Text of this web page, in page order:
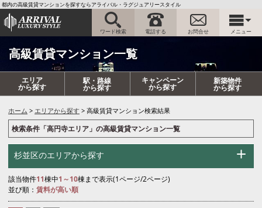
都内の高級賃貸マンションを探すならアライバル・ラグジュアリースタイル
ワード検索 電話する お問合せ メニュー
高級賃貸マンション一覧
エリア
から探す
駅・路線
から探す
キャンペーン
から探す
新築物件
から探す
ホーム エリアから探す 高級賃貸マンション検索結果
検索条件「高円寺エリア」の高級賃貸マンション一覧
杉並区のエリアから探す
該当物件11棟中1～10棟まで表示(1ページ/2ページ)
並び順： 賃料が高い順